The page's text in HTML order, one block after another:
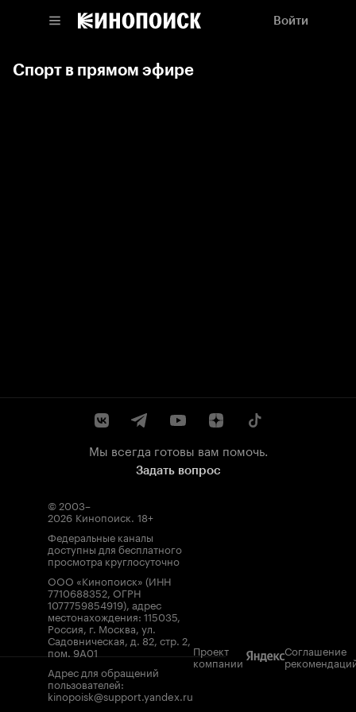
Войти
Спорт в прямом эфире
Мы всегда готовы вам помочь.
Задать вопрос
© 2003–
2026 Кинопоиск. 18+
Федеральные каналы
доступны для бесплатного
просмотра круглосуточно
ООО «Кинопоиск» (ИНН
7710688352, ОГРН
1077759854919), адрес
местонахождения: 115035,
Россия, г. Москва, ул.
Садовническая, д. 82, стр. 2,
пом. 9А01
Адрес для обращений
пользователей:
kinopoisk@support.yandex.ru
Проект
компании
Соглашение